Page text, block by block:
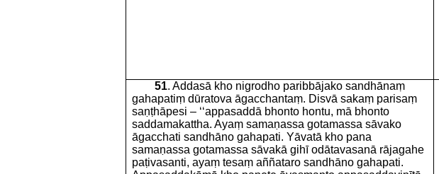
51. Addasā kho nigrodho paribbājako sandhānaṃ
gahapatiṃ dūratova āgacchantaṃ. Disvā sakaṃ parisaṃ
saṇṭhāpesi – ‘‘appasaddā bhonto hontu, mā bhonto
saddamakattha. Ayaṃ samaṇassa gotamassa sāvako
āgacchati sandhāno gahapati. Yāvatā kho pana
samaṇassa gotamassa sāvakā gihī odātavasanā rājagahe
paṭivasanti, ayaṃ tesaṃ aññataro sandhāno gahapati.